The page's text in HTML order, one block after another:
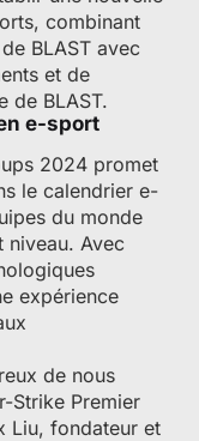
combinant
BLAST avec
et de
de BLAST.
e-sport
2024 promet
le calendrier e-
du monde
niveau. Avec
expérience
de nous
Strike Premier
Liu, fondateur et